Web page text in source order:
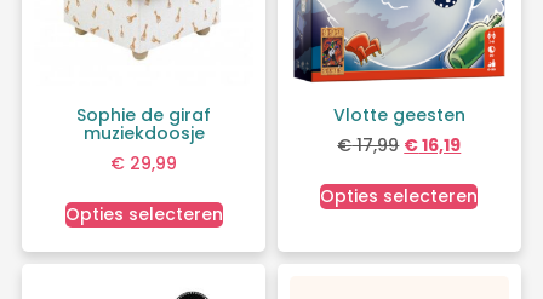
Sophie de giraf
muziekdoosje
€ 29,99
Opties selecteren
Vlotte geesten
€17,99 €16,19
Opties selecteren